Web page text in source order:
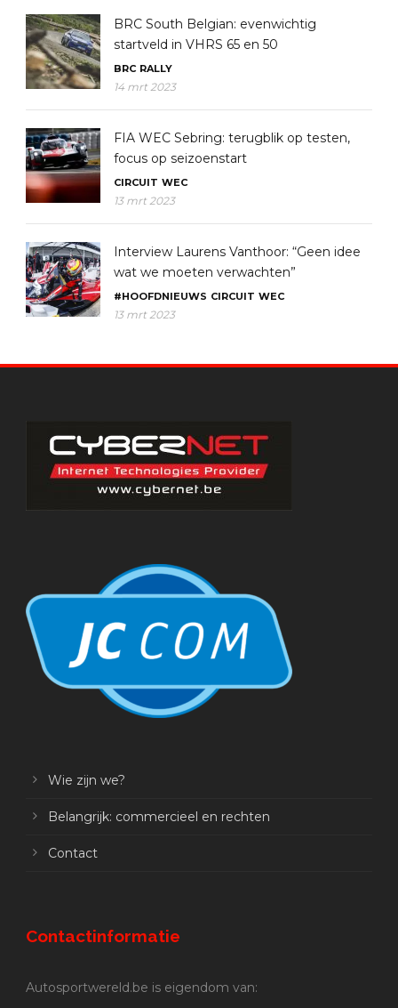
BRC South Belgian: evenwichtig
startveld in VHRS 65 en 50
BRC RALLY
14 mrt 2023
FIA WEC Sebring: terugblik op testen,
focus op seizoenstart
CIRCUIT WEC
13 mrt 2023
Interview Laurens Vanthoor: “Geen idee
wat we moeten verwachten”
#HOOFDNIEUWS CIRCUIT WEC
13 mrt 2023
Wie zijn we?
Belangrijk: commercieel en rechten
Contact
Contactinformatie
Autosportwereld.be is eigendom van: